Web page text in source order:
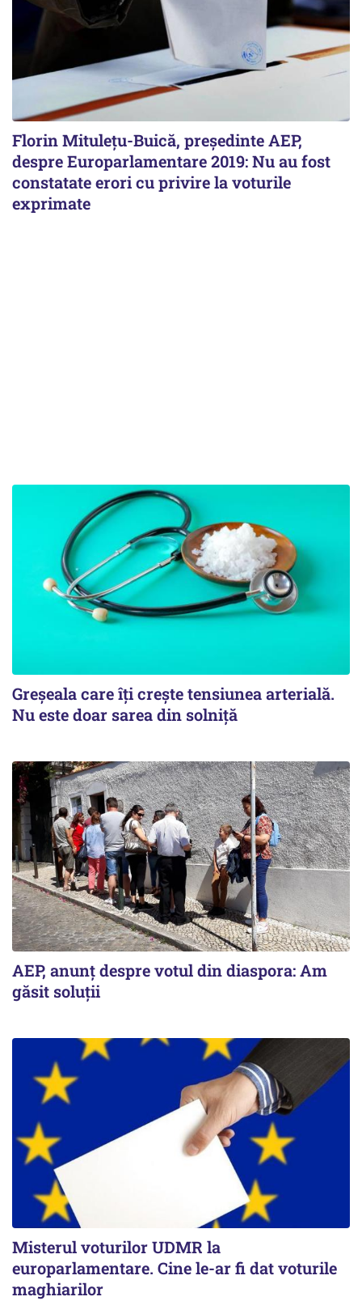
Florin Mituleţu-Buică, preşedinte AEP,
despre Europarlamentare 2019: Nu au fost
constatate erori cu privire la voturile
exprimate
Greșeala care îți crește tensiunea arterială.
Nu este doar sarea din solniță
AEP, anunţ despre votul din diaspora: Am
găsit soluţii
Misterul voturilor UDMR la
europarlamentare. Cine le-ar fi dat voturile
maghiarilor